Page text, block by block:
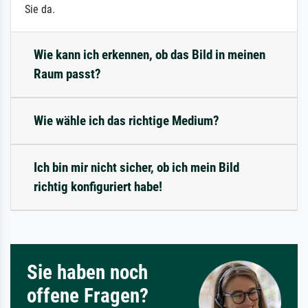
Sie da.
Wie kann ich erkennen, ob das Bild in meinen
Raum passt?
Wie wähle ich das richtige Medium?
Ich bin mir nicht sicher, ob ich mein Bild
richtig konfiguriert habe!
Sie haben noch
offene Fragen?